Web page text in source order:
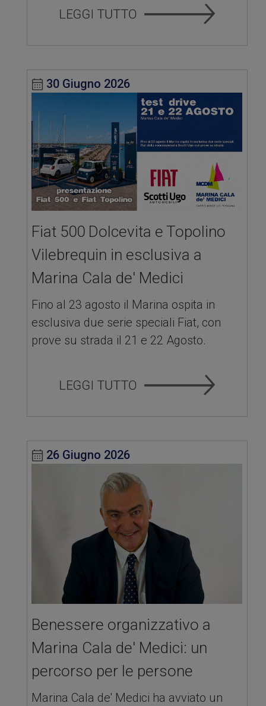
30 Giugno 2026
Fiat 500 Dolcevita e Topolino
Vilebrequin in esclusiva a
Marina Cala de' Medici
Fino al 23 agosto il Marina ospita in
esclusiva due serie speciali Fiat, con
prove su strada il 21 e 22 Agosto.
26 Giugno 2026
Benessere organizzativo a
Marina Cala de' Medici: un
percorso per le persone
Marina Cala de' Medici ha avviato un